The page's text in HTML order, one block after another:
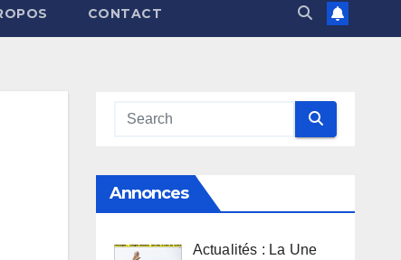
CONTACT
Annonces
Actualités : La Une